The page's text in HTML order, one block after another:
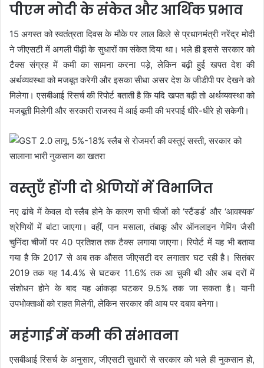
पीएम मोदी के संकेत और आर्थिक प्रभाव
15 अगस्त को स्वतंत्रता दिवस के मौके पर लाल किले से प्रधानमंत्री नरेंद्र मोदी
ने जीएसटी में अगली पीढ़ी के सुधारों का संकेत दिया था। भले ही इससे सरकार को
टैक्स संग्रह में कमी का सामना करना पड़े, लेकिन बढ़ी हुई खपत देश की
अर्थव्यवस्था को मजबूत करेगी और इसका सीधा असर देश के जीडीपी पर देखने को
मिलेगा। एसबीआई रिसर्च की रिपोर्ट बताती है कि यदि खपत बढ़ी तो अर्थव्यवस्था को
मजबूती मिलेगी और सरकारी राजस्व में आई कमी की भरपाई धीरे-धीरे हो सकेगी।
वस्तुएँ होंगी दो श्रेणियों में विभाजित
नए ढांचे में केवल दो स्लैब होने के कारण सभी चीजों को ‘स्टैंडर्ड’ और ‘आवश्यक’
श्रेणियों में बांटा जाएगा। वहीं, पान मसाला, तंबाकू और ऑनलाइन गेमिंग जैसी
चुनिंदा चीजों पर 40 प्रतिशत तक टैक्स लगाया जाएगा। रिपोर्ट में यह भी बताया
गया है कि 2017 से अब तक औसत जीएसटी दर लगातार घट रही है। सितंबर
2019 तक यह 14.4% से घटकर 11.6% तक आ चुकी थी और अब दरों में
संशोधन होने के बाद यह आंकड़ा घटकर 9.5% तक जा सकता है। यानी
उपभोक्ताओं को राहत मिलेगी, लेकिन सरकार की आय पर दबाव बनेगा।
महंगाई में कमी की संभावना
एसबीआई रिसर्च के अनुसार, जीएसटी सुधारों से सरकार को भले ही नुकसान हो,